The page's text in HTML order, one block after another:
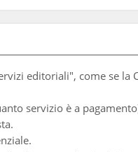
editoriali", come se la
servizio è a